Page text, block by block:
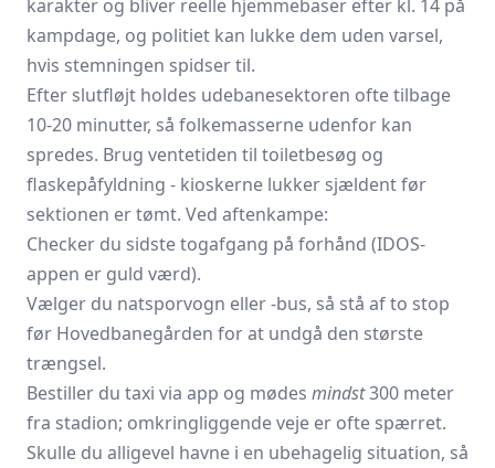
karakter og bliver reelle hjemme­baser efter kl. 14 på
kampdage, og politiet kan lukke dem uden varsel,
hvis stemningen spidser til.
Efter slutfløjt holdes udebanesektoren ofte tilbage
10-20 minutter, så folkemasserne udenfor kan
spredes. Brug ventetiden til toiletbesøg og
flaskepåfyldning - kioskerne lukker sjældent før
sektionen er tømt. Ved aftenkampe:
Checker du sidste togafgang på forhånd (IDOS-
appen er guld værd).
Vælger du natsporvogn eller ‑bus, så stå af to stop
før Hovedbanegården for at undgå den største
trængsel.
Bestiller du taxi via app og mødes mindst300 meter
fra stadion; omkringliggende veje er ofte spærret.
Skulle du alligevel havne i en ubehagelig situation, så